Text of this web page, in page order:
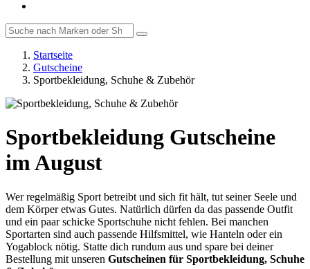
Startseite
Gutscheine
Sportbekleidung, Schuhe & Zubehör
Sportbekleidung Gutscheine
im August
Wer regelmäßig Sport betreibt und sich fit hält, tut seiner Seele und
dem Körper etwas Gutes. Natürlich dürfen da das passende Outfit
und ein paar schicke Sportschuhe nicht fehlen. Bei manchen
Sportarten sind auch passende Hilfsmittel, wie Hanteln oder ein
Yogablock nötig. Statte dich rundum aus und spare bei deiner
Bestellung mit unseren Gutscheinen für Sportbekleidung, Schuhe